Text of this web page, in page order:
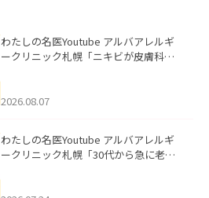
わたしの名医Youtube アルバアレルギ
ークリニック札幌「ニキビが皮膚科で
ました。
2026.08.07
わたしの名医Youtube アルバアレルギ
ークリニック札幌「30代から急に老け